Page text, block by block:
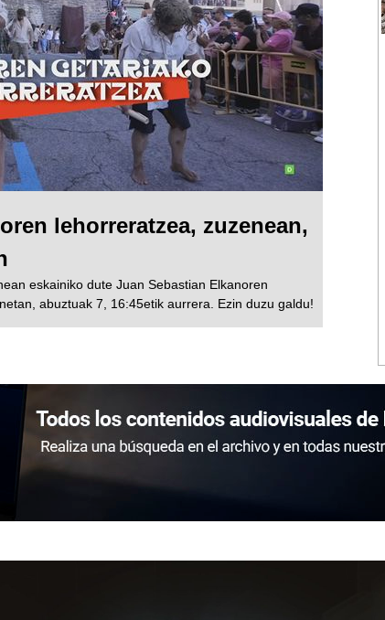
lehorreratzea, zuzenean,
eskainiko dute Juan Sebastian Elkanoren
abuztuak 7, 16:45etik aurrera. Ezin duzu galdu!